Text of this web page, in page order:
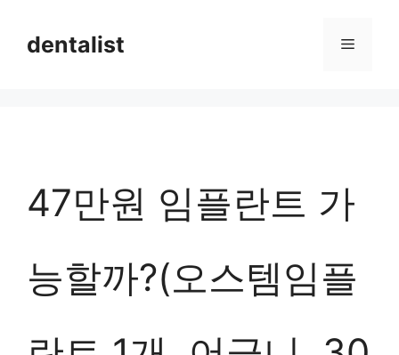
dentalist 메
47만원 임플란트 가
능할까?(오스템임플